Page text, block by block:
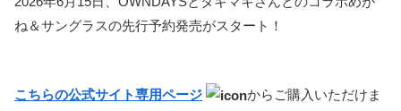
ね＆サングラスの先行予約発売がスタート！
こちらの公式サイト専用ページ
からご購入いただけま